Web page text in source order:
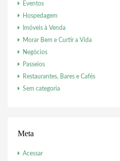
Eventos
Hospedagem
Imóveis à Venda
Morar Bem e Curtir a Vida
Negócios
Passeios
Restaurantes, Bares e Cafés
Sem categoria
Meta
Acessar